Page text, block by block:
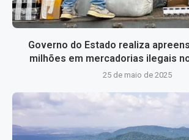
Governo do Estado realiza
milhões em mercadorias ilegais
25 de maio de 2025